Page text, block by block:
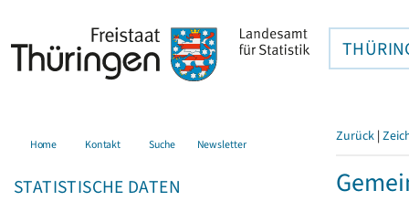
Home Kontakt Suche Newsletter
STATISTISCHE DATEN
Zurück |